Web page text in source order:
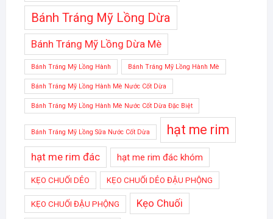
Bánh Tráng Mỹ Lồng Dừa
Bánh Tráng Mỹ Lồng Dừa Mè
Bánh Tráng Mỹ Lồng Hành Bánh Tráng Mỹ Lồng Hành Mè
Bánh Tráng Mỹ Lồng Hành Mè Nước Cốt Dừa
Bánh Tráng Mỹ Lồng Hành Mè Nước Cốt Dừa Đặc Biệt
Bánh Tráng Mỹ Lồng Sữa Nước Cốt Dừa hạt me rim
hạt me rim đác hạt me rim đác khóm
KẸO CHUỐI DẺO KẸO CHUỐI DẺO ĐẬU PHỘNG
KẸO CHUỐI ĐẬU PHỘNG Kẹo Chuối